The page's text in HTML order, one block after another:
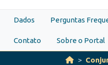
Dados Perguntas
Contato Sobre o Portal